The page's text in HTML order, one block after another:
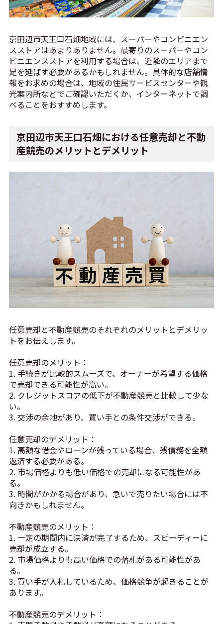
京田辺市天王口石畑地域には、スーパーやコンビニエン
スストアはあまりありません。最寄りのスーパーやコン
ビニエンスストアを利用する場合は、近隣のエリアまで
足を延ばす必要があるかもしれません。具体的な店舗情
報をお求めの場合は、地域の住民サービスセンターや観
光案内所などでご確認いただくか、インターネットで調
べることをおすすめします。
京田辺市天王口石畑における任意売却と不動
産競売のメリットとデメリット
任意売却と不動産競売のそれぞれのメリットとデメリッ
トをお伝えします。
任意売却のメリット：
1. 手続きが比較的スムーズで、オーナーが希望する価格
で売却できる可能性が高い。
2. クレジットスコアの低下が不動産競売と比較して少な
い。
3. 交渉の余地があり、買い手との条件交渉ができる。
任意売却のデメリット：
1. 高額な借金やローンが残っている場合、残債務を全額
返済する必要がある。
2. 市場価格よりも低い価格での売却になる可能性があ
る。
3. 時間がかかる場合があり、急いで売りたい場合には不
向きかもしれません。
不動産競売のメリット：
1. 一定の期間内に決済が完了するため、スピーディーに
売却が成立する。
2. 市場価格よりも高い価格での落札がある可能性があ
る。
3. 買い手が入札しているため、価格競争が起きることが
あります。
不動産競売のデメリット：